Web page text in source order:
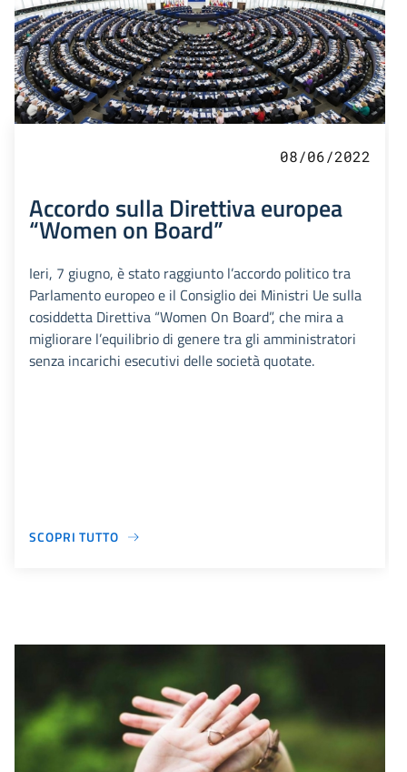
08/06/2022
Accordo sulla Direttiva europea
“Women on Board”
Ieri, 7 giugno, è stato raggiunto l’accordo politico tra
Parlamento europeo e il Consiglio dei Ministri Ue sulla
cosiddetta Direttiva “Women On Board”, che mira a
migliorare l’equilibrio di genere tra gli amministratori
senza incarichi esecutivi delle società quotate.
SCOPRI TUTTO